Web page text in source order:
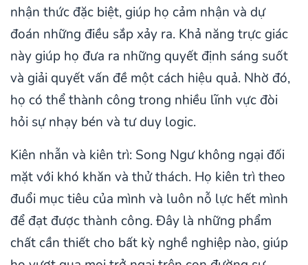
nhận thức đặc biệt, giúp họ cảm nhận và dự
đoán những điều sắp xảy ra. Khả năng trực giác
này giúp họ đưa ra những quyết định sáng suốt
và giải quyết vấn đề một cách hiệu quả. Nhờ đó,
họ có thể thành công trong nhiều lĩnh vực đòi
hỏi sự nhạy bén và tư duy logic.
Kiên nhẫn và kiên trì: Song Ngư không ngại đối
mặt với khó khăn và thử thách. Họ kiên trì theo
đuổi mục tiêu của mình và luôn nỗ lực hết mình
để đạt được thành công. Đây là những phẩm
chất cần thiết cho bất kỳ nghề nghiệp nào, giúp